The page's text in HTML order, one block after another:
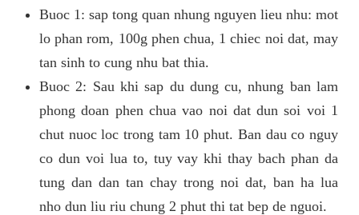
Buoc 1: sap tong quan nhung nguyen lieu nhu: mot
lo phan rom, 100g phen chua, 1 chiec noi dat, may
tan sinh to cung nhu bat thia.
Buoc 2: Sau khi sap du dung cu, nhung ban lam
phong doan phen chua vao noi dat dun soi voi 1
chut nuoc loc trong tam 10 phut. Ban dau co nguy
co dun voi lua to, tuy vay khi thay bach phan da
tung dan dan tan chay trong noi dat, ban ha lua
nho dun liu riu chung 2 phut thi tat bep de nguoi.